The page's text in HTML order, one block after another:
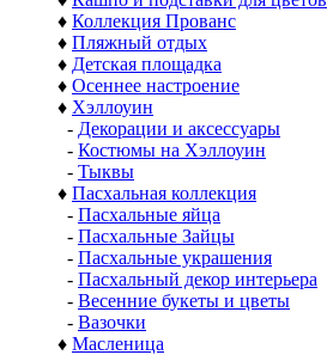
♦ Коллекция Прованс
♦ Пляжный отдых
♦ Детская площадка
♦ Осеннее настроение
♦ Хэллоуин
- Декорации и аксессуары
- Костюмы на Хэллоуин
- Тыквы
♦ Пасхальная коллекция
- Пасхальные яйца
- Пасхальные Зайцы
- Пасхальные украшения
- Пасхальный декор интерьера
- Весенние букеты и цветы
- Вазочки
♦ Масленица